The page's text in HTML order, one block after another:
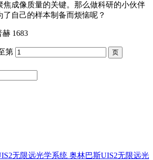
焦成像质量的关键。那么做科研的小伙伴
了自己的样本制备而烦恼呢？
赫 1683
第
奥林巴斯UIS2无限远光